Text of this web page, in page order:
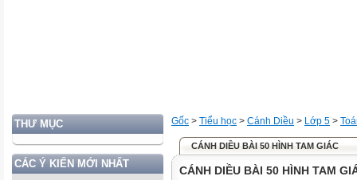
THƯ MỤC
CÁC Ý KIẾN MỚI NHẤT
Gốc > Tiểu học > Cánh Diều > Lớp 5 >
CÁNH DIỀU BÀI 50 HÌNH TAM GIÁC
CÁNH DIỀU BÀI 50 HÌNH TAM